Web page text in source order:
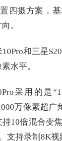
四摄方案，
。
和三星
水平。
采用的是
万像素超广
10倍混合变
支持录制8K视